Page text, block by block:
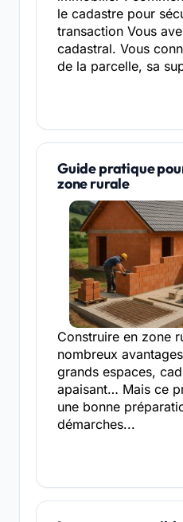
le cadastre pour
transaction Vous
cadastral. Vous
de la parcelle, sa
Guide pratique
zone rurale
Construire en zone
nombreux
grands espaces,
apaisant… Mais ce
une bonne
démarches...